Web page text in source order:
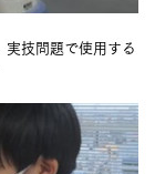
技問題で使用する